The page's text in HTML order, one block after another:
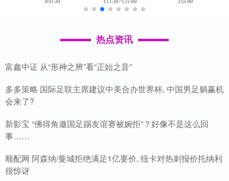
热点资讯
富鑫中证 从“形神之辨”看“正始之音”
多多策略 国际足联主席建议中美合办世界杯, 中国男足躺赢机
会来了?
新影宝 “佛得角邀国足踢友谊赛被婉拒”？好像不是这么回
事……
顺配网 阿森纳/曼城拒绝满足1亿要价, 纽卡对热刺报价托纳利
很惊讶